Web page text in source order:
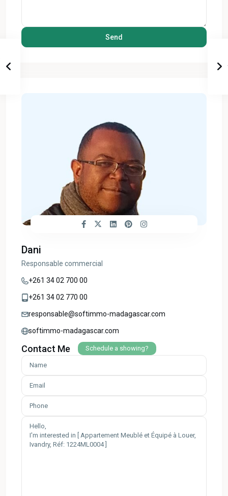
Dani
Responsable commercial
+261 34 02 700 00
+261 34 02 770 00
responsable@softimmo-madagascar.com
softimmo-madagascar.com
Contact Me Schedule a showing?